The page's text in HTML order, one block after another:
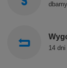
14